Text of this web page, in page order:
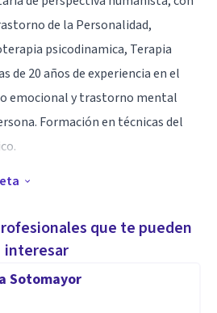
de la Personalidad,
psicodinamica, Terapia
de 20 años de experiencia en el
emocional y trastorno mental
Formación en técnicas del
y adultos. Con capacidad de
psicológica.
que te pueden
interesar
Sotomayor